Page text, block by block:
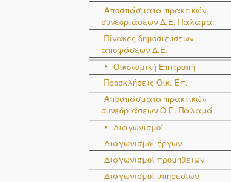
Αποσπάσματα πρακτικών
συνεδριάσεων Δ.E. Παλαμά
Πίνακες δημοσιεύσεων
αποφάσεων Δ.Ε.
Οικονομική Επιτροπή
Προσκλήσεις Οικ. Επ.
Αποσπάσματα πρακτικών
συνεδριάσεων Ο.E. Παλαμά
Διαγωνισμοί
Διαγωνισμοί έργων
Διαγωνισμοί προμηθειών
Διαγωνισμοί υπηρεσιών